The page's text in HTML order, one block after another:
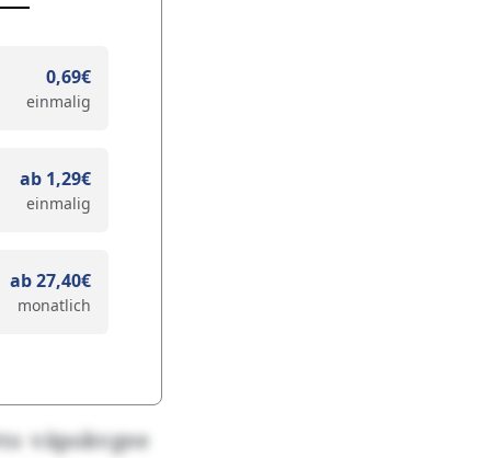
0,69€
einmalig
ab 1,29€
einmalig
ab 27,40€
monatlich
väpokvgee